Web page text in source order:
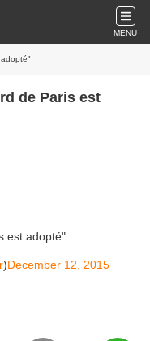
MENU
de Paris est
est adopté"
)December 12, 2015